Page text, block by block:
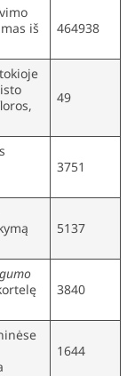
iš
464938
49
3751
5137
3840
1644